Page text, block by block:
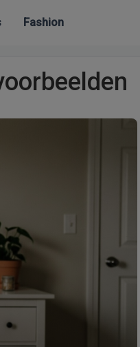
Fashion